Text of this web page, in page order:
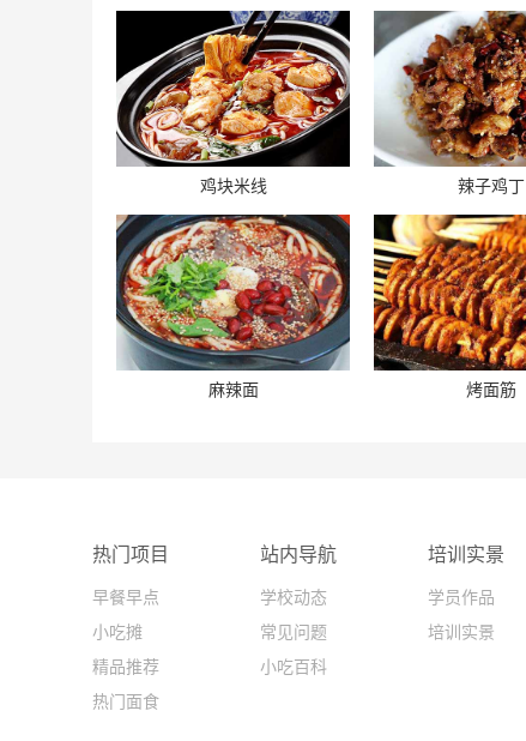
鸡块米线 辣子鸡丁
麻辣面 烤面筋
热门项目
早餐早点
小吃摊
精品推荐
热门面食
站内导航
学校动态
常见问题
小吃百科
培训实景
学员作品
培训实景